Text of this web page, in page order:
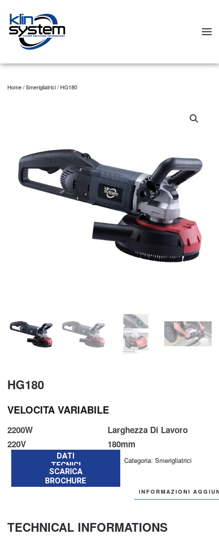
Skip to main content
Home/Smerigliatrici/ HG180
HG180
VELOCITA VARIABILE
2200W
220V
Larghezza Di Lavoro
180mm
DATI
TECNICI
SCARICA
BROCHURE
Categoria: Smerigliatrici
INFORMAZIONI
TECHNICAL INFORMATIONS